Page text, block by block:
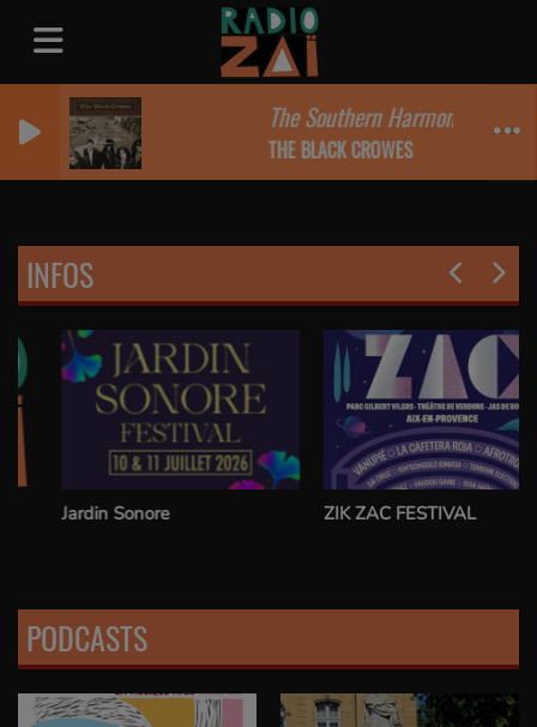
The Southern Harmony and
THE BLACK CROWES
INFOS
Jardin Sonore ZIK ZAC FESTIVAL
PODCASTS